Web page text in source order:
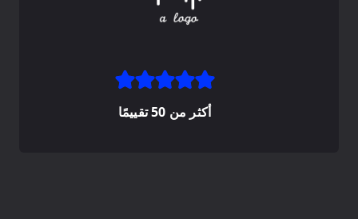
أكثر من 50 تقييمًا